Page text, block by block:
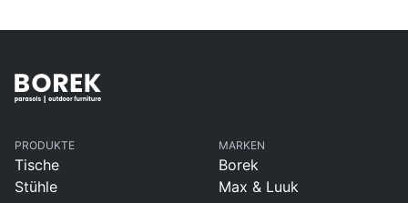
PRODUKTE
Tische
Stühle
MARKEN
Borek
Max & Luuk